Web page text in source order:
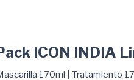
ICON INDIA
170ml | Tratamiento